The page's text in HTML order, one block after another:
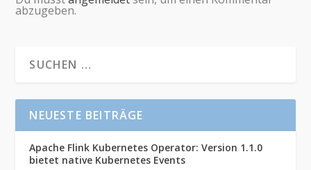
abzugeben.
NEUESTE BEITRÄGE
Apache Flink Kubernetes Operator: Version 1.1.0
bietet native Kubernetes Events